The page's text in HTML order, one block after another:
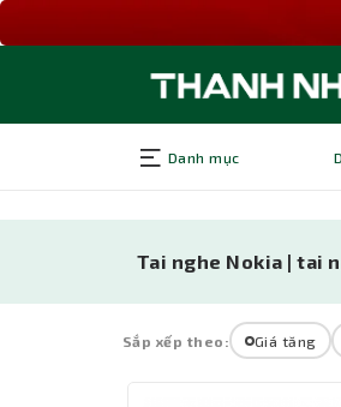
Danh mục
Tai nghe Nokia | tai
Sắp xếp theo: Giá tăng